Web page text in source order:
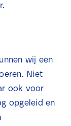
wij een
Niet
ook voor
opgeleid en